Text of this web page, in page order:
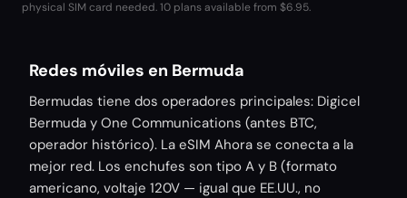
physical SIM card needed.10 plans available from $6.95.
Redes móviles en Bermuda
Bermudas tiene dos operadores principales: Digicel
Bermuda y One Communications (antes BTC,
operador histórico). La eSIM Ahora se conecta a la
mejor red. Los enchufes son tipo A y B (formato
americano, voltaje 120V — igual que EE.UU., no